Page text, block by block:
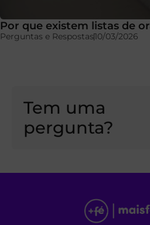
Por que existem listas de
Perguntas e Respostas10/03/2026
Tem uma
pergunta?